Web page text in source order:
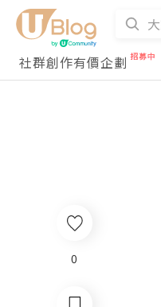
社群創作有價企劃
0